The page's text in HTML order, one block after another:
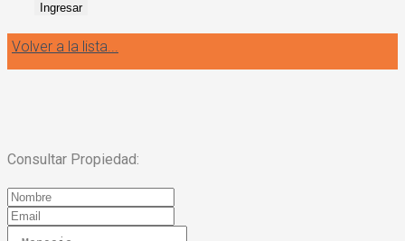
Ingresar
Volver a la lista...
Consultar Propiedad: